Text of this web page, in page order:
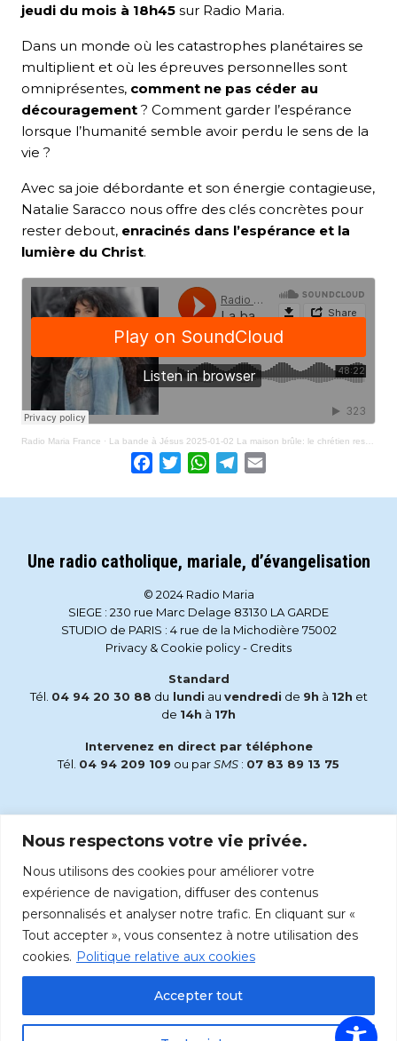
Nous respectons votre vie privée.
Nous utilisons des cookies pour améliorer votre
expérience de navigation, diffuser des contenus
personnalisés et analyser notre trafic. En cliquant sur «
Tout accepter », vous consentez à notre utilisation des
cookies. Politique relative aux cookies
Accepter tout
jeudi du mois à 18h45 sur Radio Maria.
Dans un monde où les catastrophes planétaires se
multiplient et où les épreuves personnelles sont
omniprésentes, comment ne pas céder au
découragement ? Comment garder l’espérance
lorsque l’humanité semble avoir perdu le sens de la
vie ?
Avec sa joie débordante et son énergie contagieuse,
Natalie Saracco nous offre des clés concrètes pour
rester debout, enracinés dans l’espérance et la
lumière du Christ.
Radio Maria France · La bande à Jésus 2025-01-02 La maison brûle: le chrétien reste debout
Facebook
TwitterWhatsApp
Telegram
Une radio catholique, mariale, d’évangelisation
© 2024 Radio Maria
SIEGE : 230 rue Marc Delage 83130 LA GARDE
STUDIO de PARIS : 4 rue de la Michodière 75002
Privacy & Cookie policy- Credits
Standard
Tél. 04 94 20 30 88 du lundi au vendredi de 9h à 12h et
de 14h à 17h
Intervenez en direct par téléphone
Tél. 04 94 209 109 ou parSMS : 07 83 89 13 75
accueil@radiomaria.fr
Écoutez Radio Maria sur :